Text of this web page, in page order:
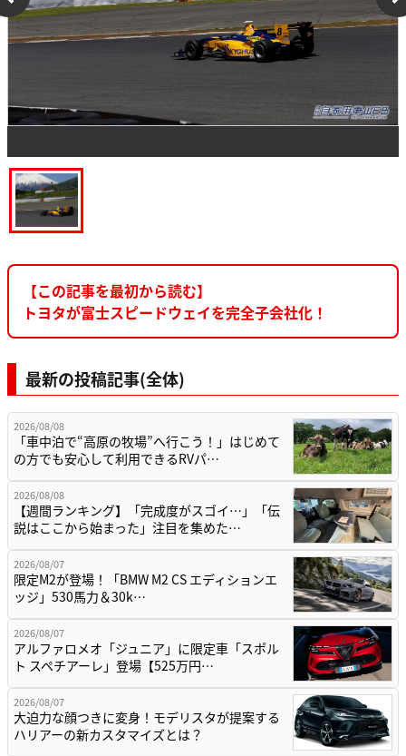
【この記事を最初から読む】
トヨタが富士スピードウェイを完全子会社化！
最新の投稿記事(全体)
2026/08/08
「車中泊で“高原の牧場”へ行こう！」はじめて
の方でも安心して利用できるRVパ…
2026/08/08
【週間ランキング】「完成度がスゴイ…」「伝
説はここから始まった」注目を集めた…
2026/08/07
限定M2が登場！「BMW M2 CS エディションエ
ッジ」530馬力＆30k…
2026/08/07
アルファロメオ「ジュニア」に限定車「スポル
ト スペチアーレ」登場【525万円…
2026/08/07
大迫力な顔つきに変身！モデリスタが提案する
ハリアーの新カスタマイズとは？